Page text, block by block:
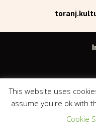
This website uses
assume you're ok with
Cookie